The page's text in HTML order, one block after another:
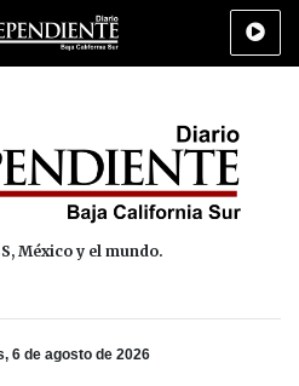
Policiaca Deportes Cultura
México y el mundo.
6 de agosto de 2026